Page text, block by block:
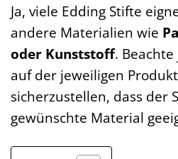
Ja, viele Edding Stifte
andere Materialien wie
oder Kunststoff.
auf der jeweiligen
sicherzustellen, dass der
gewünschte Material